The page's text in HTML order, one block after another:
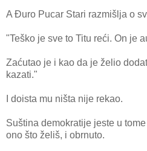
A Đuro Pucar Stari razmišlja o
"Teško je sve to Titu reći. On je
Zaćutao je i kao da je želio
kazati."
I doista mu ništa nije rekao.
Suština demokratije jeste u
ono što želiš, i obrnuto.